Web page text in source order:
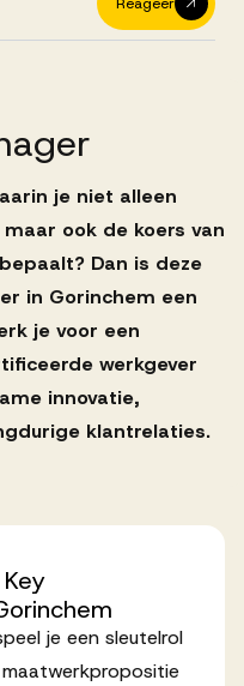
je niet alleen
ook de koers van
Dan is deze
in Gorinchem een
je voor een
werkgever
innovatie,
klantrelaties.
Key
je een sleutelrol